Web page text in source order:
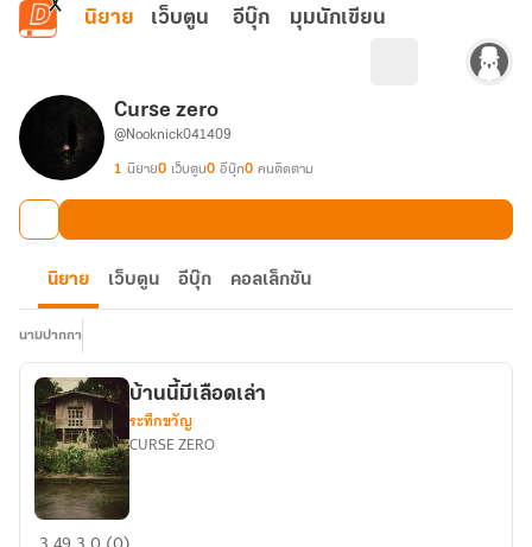
ข้ามไปยังเนื้อหาหลัก
นิยาย เว็บตูน อีบุ๊ก มุมนักเขียน
Curse zero
@Nooknick041409
1 นิยาย0 เว็บตูน0 อีบุ๊ก0 คนติดตาม
นิยาย เว็บตูน อีบุ๊ก คอลเล็กชัน
นามปากกา
บ้าน
บ้านนี้มีเลือดเล่า
ระทึกขวัญ
CURSE ZERO